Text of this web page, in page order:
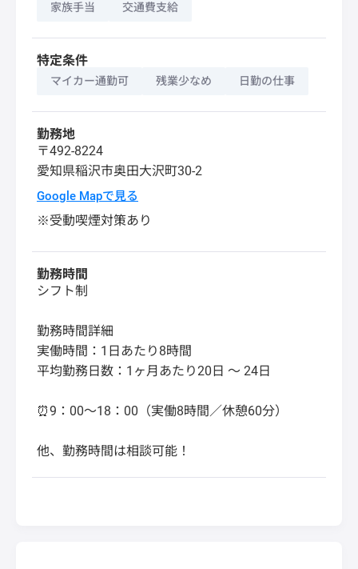
家族手当 交通費支給
特定条件
マイカー通勤可 残業少なめ 日勤の仕事
勤務地
〒492‐8224
愛知県稲沢市奥田大沢町30‐2
Google Mapで見る
※受動喫煙対策あり
勤務時間
シフト制
勤務時間詳細
実働時間：1日あたり8時間
平均勤務日数：1ヶ月あたり20日 〜 24日
⏰9：00～18：00（実働8時間／休憩60分）
他、勤務時間は相談可能！